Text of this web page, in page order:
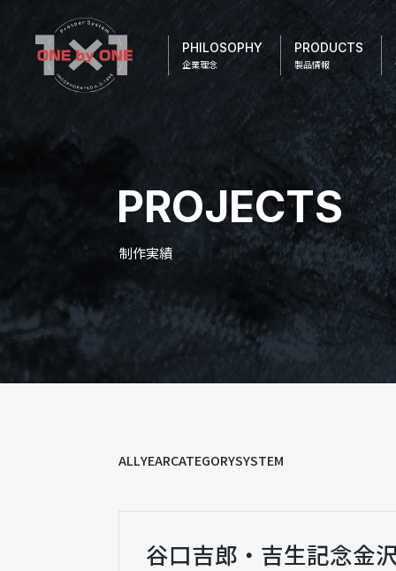
PHILOSOPHY
企業理念
PRODUCTS
製品情報
PROJECTS
制作実績
ALLYEARCATEGORYSYSTEM
谷口吉郎・吉生記念金